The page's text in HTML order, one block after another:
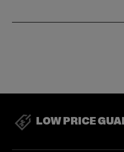
LOW PRICE